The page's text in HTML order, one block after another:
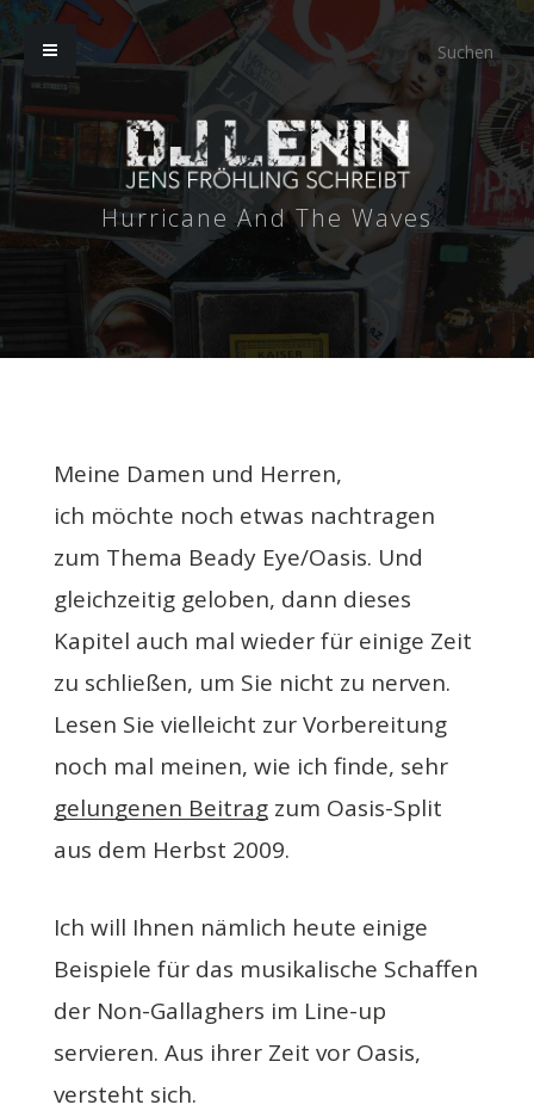
Hurricane And The Waves
Meine Damen und Herren,
ich möchte noch etwas nachtragen
zum Thema Beady Eye/Oasis. Und
gleichzeitig geloben, dann dieses
Kapitel auch mal wieder für einige Zeit
zu schließen, um Sie nicht zu nerven.
Lesen Sie vielleicht zur Vorbereitung
noch mal meinen, wie ich finde, sehr
gelungenen Beitragzum Oasis-Split
aus dem Herbst 2009.
Ich will Ihnen nämlich heute einige
Beispiele für das musikalische Schaffen
der Non-Gallaghers im Line-up
servieren. Aus ihrer Zeit vor Oasis,
versteht sich.